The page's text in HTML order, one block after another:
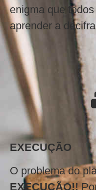
enigma que
aprender a
EXECUÇÃO
O problema do
EXECUÇÃO!!